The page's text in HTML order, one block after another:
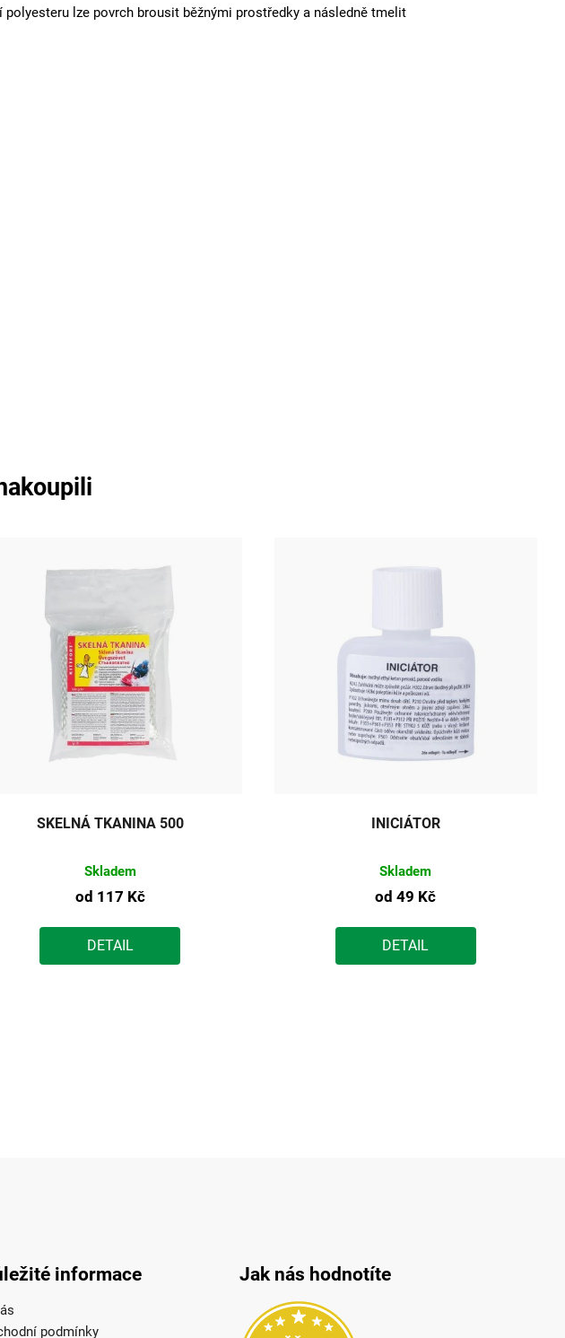
lze povrch brousit běžnými prostředky a následně tmelit
SKELNÁ TKANINA 500
Skladem
od 117 Kč
DETAIL
INICIÁTOR
Skladem
od49 Kč
DETAIL
informace
podmínky
Jak nás hodnotíte